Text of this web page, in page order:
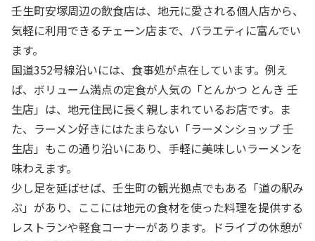
壬生町安塚周辺の飲食店は、地元に愛される個人店から、
気軽に利用できるチェーン店まで、バラエティに富んでい
ます。
国道352号線沿いには、食事処が点在しています。例え
ば、ボリューム満点の定食が人気の「とんかつ とんき 壬
生店」は、地元住民に長く親しまれているお店です。ま
た、ラーメン好きにはたまらない「ラーメンショップ 壬
生店」もこの通り沿いにあり、手軽に美味しいラーメンを
味わえます。
少し足を延ばせば、壬生町の観光拠点でもある「道の駅み
ぶ」があり、ここには地元の食材を使った料理を提供する
レストランや軽食コーナーがあります。ドライブの休憩が